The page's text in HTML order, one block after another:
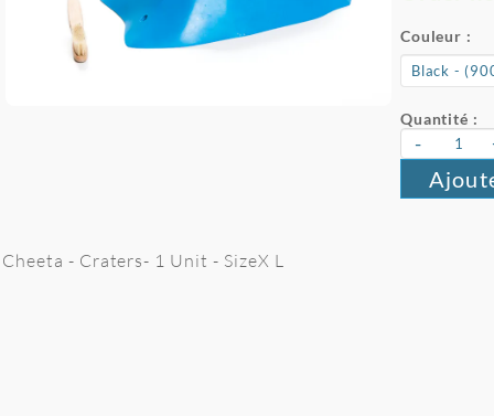
Couleur :
Quantité :
-
Cheeta - Craters- 1 Unit - SizeX L